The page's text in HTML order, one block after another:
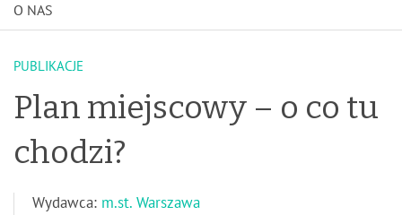
O NAS
PUBLIKACJE
Plan miejscowy – o co tu
chodzi?
Wydawca: m.st. Warszawa